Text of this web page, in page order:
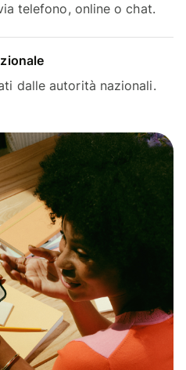
telefono, online o chat.
dalle autorità nazionali.